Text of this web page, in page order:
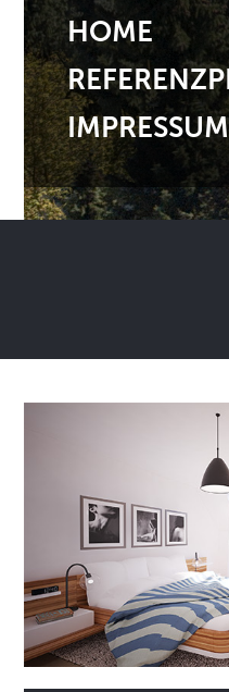
HOME
IMPRESSUM